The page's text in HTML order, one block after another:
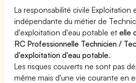
La responsabilité civile Exploitation
indépendante du métier de
d'exploitation d'eau potable etelle
RC Professionnelle Technicien /
d'exploitation d'eau potable.
Les risques couverts ne sont pas
même mais d'une vie courante en